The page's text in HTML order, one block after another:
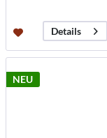
Details
NEU